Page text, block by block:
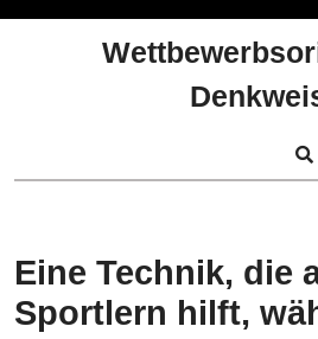
Eine Technik, die
Sportlern hilft,